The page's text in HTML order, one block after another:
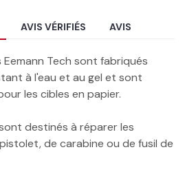
AVIS VÉRIFIÉS AVIS
Tech sont fabriqués
à l'eau et au gel et sont
les cibles en papier.
destinés à réparer les
de carabine ou de fusil de